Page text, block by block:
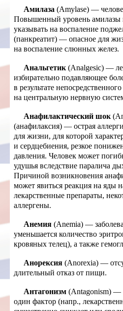
Амилаза (Amylase) —
Повышенный уровень амилазы
указывать на воспаление
(панкреатит) — опасное для
на воспаление слюнных желез.
Анальгетик (Analgesic) —
избирательно подавляющее
в результате
на центральную нервную
Анафилактический шок
(анафилаксия) — острая
для жизни, для которой
и сердцебиения, резкое
давления. Человек может
удушья вследствие паралича
Причиной возникновения
может явиться реакция на яды
лекарственные препараты,
аллергены.
Анемия (Anemia) —
уменьшается количество
кровяных телец), а также
Анорексия (Anorexia) —
длительный отказ от пищи.
Антагонизм (Antagonism) —
один фактор (напр.,